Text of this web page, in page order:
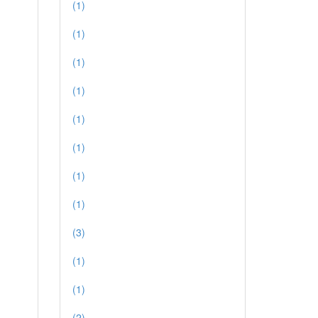
(1)
(1)
(1)
(1)
(1)
(1)
(1)
(1)
(3)
(1)
(1)